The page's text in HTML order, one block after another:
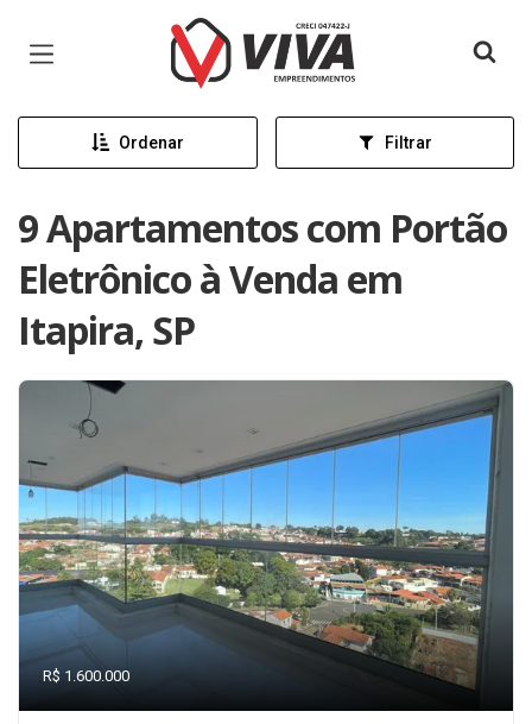
Página inicial
Ordenar Filtrar
9 Apartamentos com Portão
Eletrônico à Venda em
Itapira, SP
R$ 1.600.000